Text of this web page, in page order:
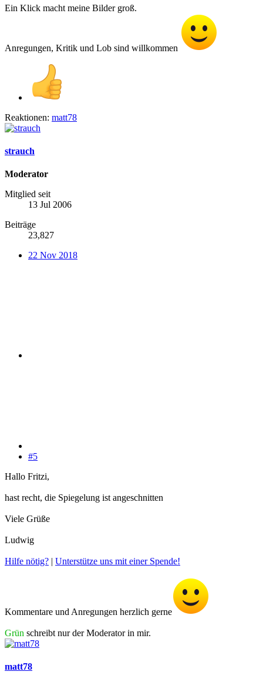
Ein Klick macht meine Bilder groß.
Anregungen, Kritik und Lob sind willkommen
Reaktionen: matt78
strauch
Moderator
Mitglied seit
13 Jul 2006
Beiträge
23,827
22 Nov 2018
#5
Hallo Fritzi,
hast recht, die Spiegelung ist angeschnitten
Viele Grüße
Ludwig
Hilfe nötig? | Unterstütze uns mit einer Spende!
Kommentare und Anregungen herzlich gerne
Grün schreibt nur der Moderator in mir.
matt78